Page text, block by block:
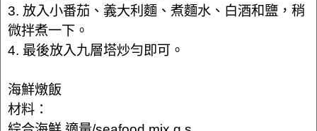
3. 放入小番茄、義大利麵、煮麵水、白酒和鹽，稍
微拌煮一下。
4. 最後放入九層塔炒勻即可。
海鮮燉飯
材料：